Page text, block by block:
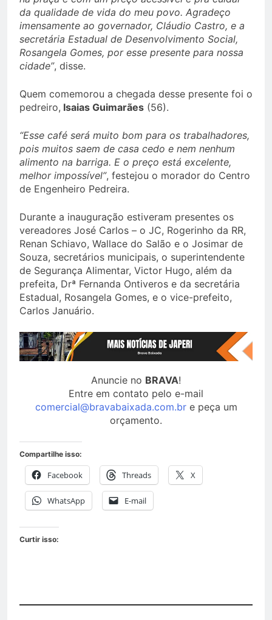
da qualidade de vida do meu povo. Agradeço
imensamente ao governador, Cláudio Castro, e a
secretária Estadual de Desenvolvimento Social,
Rosangela Gomes, por esse presente para nossa
cidade”, disse.
Quem comemorou a chegada desse presente foi o
pedreiro, Isaias Guimarães (56).
“Esse café será muito bom para os trabalhadores,
pois muitos saem de casa cedo e nem nenhum
alimento na barriga. E o preço está excelente,
melhor impossível”, festejou o morador do Centro
de Engenheiro Pedreira.
Durante a inauguração estiveram presentes os
vereadores José Carlos – o JC, Rogerinho da RR,
Renan Schiavo, Wallace do Salão e o Josimar de
Souza, secretários municipais, o superintendente
de Segurança Alimentar, Victor Hugo, além da
prefeita, Drª Fernanda Ontiveros e da secretária
Estadual, Rosangela Gomes, e o vice-prefeito,
Carlos Januário.
Anuncie no BRAVA!
Entre em contato pelo e-mail
comercial@bravabaixada.com.bre peça um
orçamento.
Compartilhe isso:
Facebook Threads X
WhatsApp E-mail
Curtir isso: